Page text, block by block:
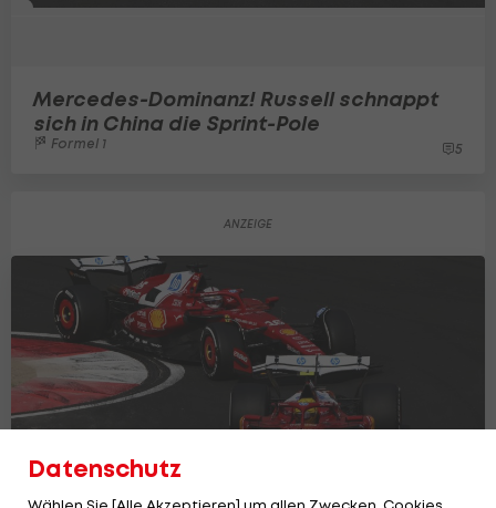
Mercedes-Dominanz! Russell schnappt
sich in China die Sprint-Pole
Formel 1 5
Datenschutz
Wählen Sie [Alle Akzeptieren] um allen Zwecken, Cookies